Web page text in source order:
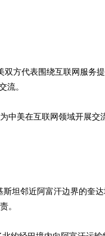
方代表围绕互联网服务
流。
中美在互联网领域开展交
坦邻近阿富汗边界的奎
。